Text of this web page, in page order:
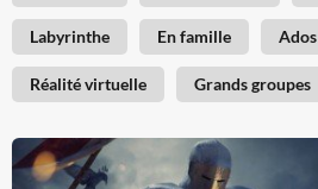
Labyrinthe En famille Ados
Réalité virtuelle Grands groupes